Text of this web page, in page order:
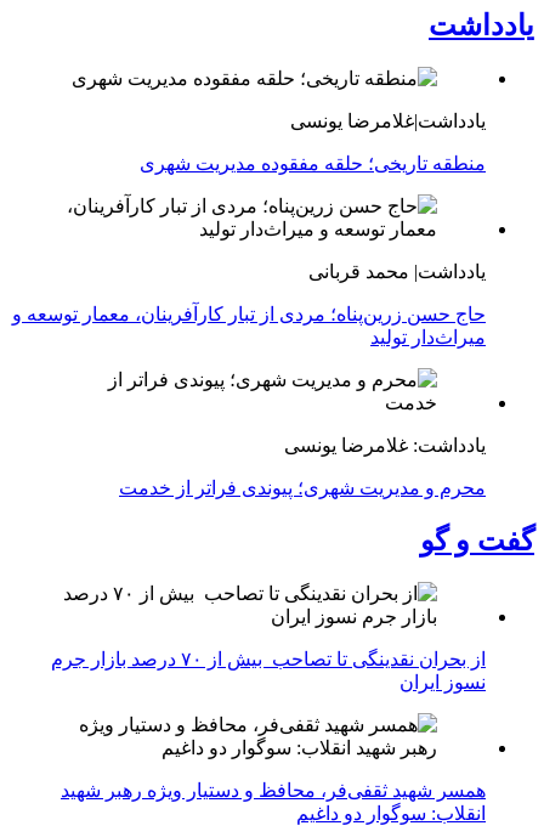
یادداشت
یادداشت|غلامرضا یونسی
منطقه تاریخی؛ حلقه مفقوده مدیریت شهری
یادداشت| محمد قربانی
حاج حسن زرین‌پناه؛ مردی از تبار کارآفرینان، معمار توسعه و
میراث‌دار تولید
یادداشت: غلامرضا یونسی
محرم و مدیریت شهری؛ پیوندی فراتر از خدمت
گفت و گو
از بحران نقدینگی تا تصاحب بیش از ۷۰ درصد بازار جرم
نسوز ایران
همسر شهید ثقفی‌فر، محافظ و دستیار ویژه رهبر شهید
انقلاب: سوگوار دو داغیم